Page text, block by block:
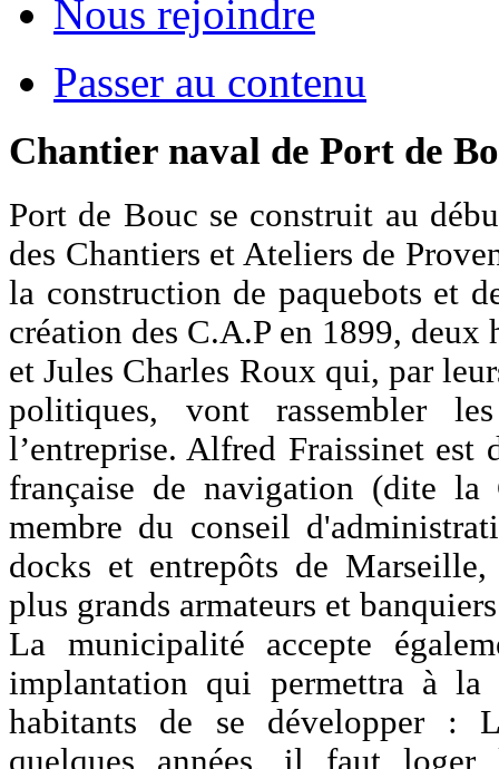
Nous rejoindre
Passer au contenu
Chantier naval de Port de
Port de Bouc se construit au
des Chantiers et Ateliers de
la construction de paquebots et
création des C.A.P en 1899,
et Jules Charles Roux qui, par
politiques, vont rassembler
l’entreprise. Alfred Fraissinet est
française de navigation (dite la
membre du conseil
docks et entrepôts de
plus grands armateurs et
La municipalité accepte
implantation qui permettra à la
habitants de se développer :
quelques années, il faut loger